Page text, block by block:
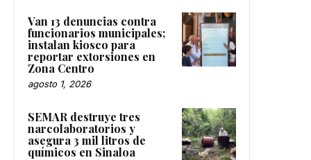
Van 13 denuncias contra
funcionarios municipales;
instalan kiosco para
reportar extorsiones en
Zona Centro
agosto 1, 2026
SEMAR destruye tres
narcolaboratorios y
asegura 3 mil litros de
químicos en Sinaloa